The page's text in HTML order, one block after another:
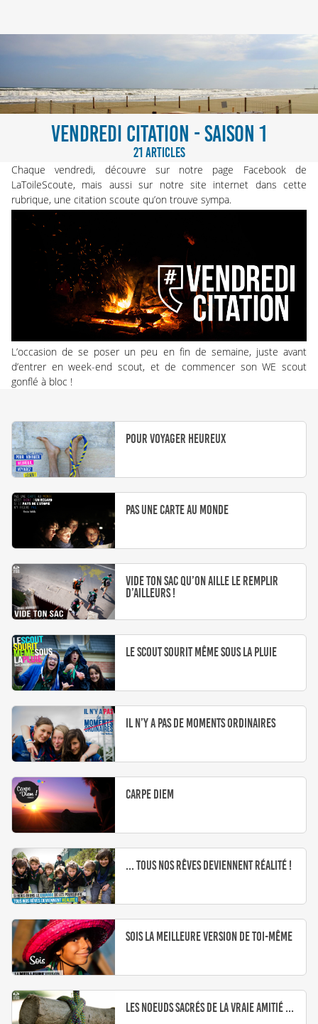
VENDREDI CITATION - SAISON 1
21 ARTICLES
Chaque vendredi, découvre sur notre page Facebook de
LaToileScoute, mais aussi sur notre site internet dans cette
rubrique, une citation scoute qu’on trouve sympa.
L’occasion de se poser un peu en fin de semaine, juste avant
d’entrer en week-end scout, et de commencer son WE scout
gonflé à bloc !
Pour voyager heureux
Pas une carte au monde
Vide ton sac qu’on aille le remplir
d’ailleurs !
Le scout sourit même sous la pluie
Il n’y a pas de moments ordinaires
Carpe Diem
... Tous nos rêves deviennent réalité !
Sois la meilleure version de toi-même
Les noeuds sacrés de la vraie amitié ...